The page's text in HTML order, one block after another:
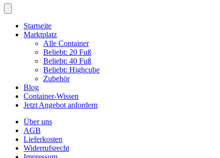
Startseite
Marktplatz
Alle Container
Beliebt: 20 Fuß
Beliebt: 40 Fuß
Beliebt: Highcube
Zubehör
Blog
Container-Wissen
Jetzt Angebot anfordern
Über uns
AGB
Lieferkosten
Widerrufsrecht